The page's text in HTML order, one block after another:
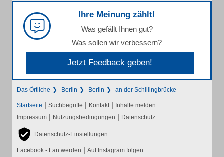
Ihre Meinung zählt!
Was gefällt Ihnen gut?
Was sollen wir verbessern?
Jetzt Feedback geben!
Das Örtliche Berlin Berlin an der Schillingbrücke
Startseite | Suchbegriffe | Kontakt | Inhalte melden
Impressum | Nutzungsbedingungen | Datenschutz
Datenschutz-Einstellungen
Facebook - Fan werden | Auf Instagram folgen